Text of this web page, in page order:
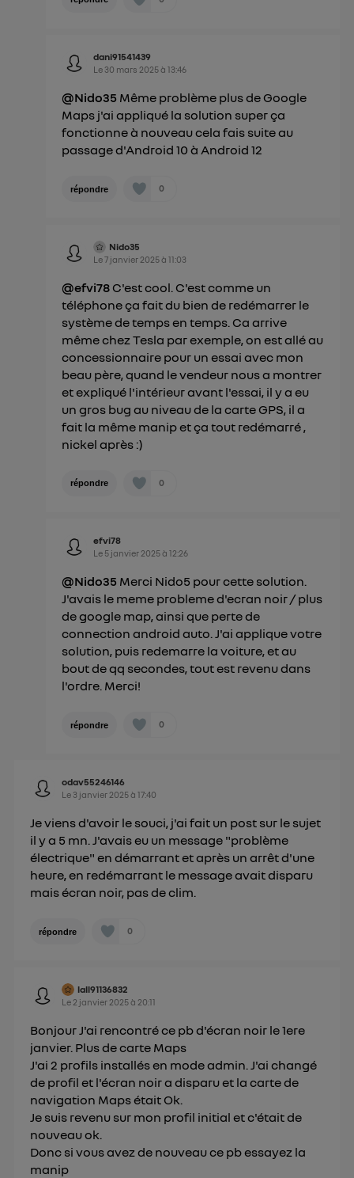
dani91541439
Le 30 mars 2025à13:46
@Nido35 Même problème plus de Google
Maps j'ai appliqué la solution super ça
fonctionne à nouveau cela fais suite au
passage d'Android 10 à Android 12
répondre 0
Nido35
Le7 janvier 2025à11:03
@efvi78 C'est cool. C'est comme un
téléphone ça fait du bien de redémarrer le
système de temps en temps. Ca arrive
même chez Tesla par exemple, on est allé au
concessionnaire pour un essai avec mon
beau père, quand le vendeur nous a montrer
et expliqué l'intérieur avant l'essai, il y a eu
un gros bug au niveau de la carte GPS, il a
fait la même manip et ça tout redémarré ,
nickel après :)
répondre 0
efvi78
Le 5 janvier 2025à12:26
@Nido35 Merci Nido5 pour cette solution.
J'avais le meme probleme d'ecran noir / plus
de google map, ainsi que perte de
connection android auto. J'ai applique votre
solution, puis redemarre la voiture, et au
bout de qq secondes, tout est revenu dans
l'ordre. Merci!
répondre 0
odav55246146
Le 3 janvier 2025à17:40
Je viens d'avoir le souci, j'ai fait un post sur le sujet
il y a 5 mn. J'avais eu un message "problème
électrique" en démarrant et après un arrêt d'une
heure, en redémarrant le message avait disparu
mais écran noir, pas de clim.
répondre 0
lall91136832
Le 2 janvier 2025à 20:11
Bonjour J'ai rencontré ce pb d'écran noir le 1ere
janvier. Plus de carte Maps
J'ai 2 profils installés en mode admin. J'ai changé
de profil et l'écran noir a disparu et la carte de
navigation Maps était Ok.
Je suis revenu sur mon profil initial et c'était de
nouveau ok.
Donc si vous avez de nouveau ce pb essayez la
manip